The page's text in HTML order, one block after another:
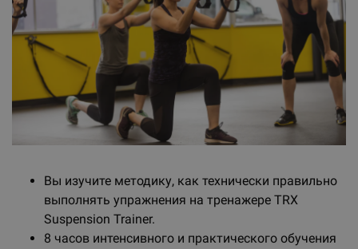
Вы изучите методику, как технически правильно
выполнять упражнения на тренажере TRX
Suspension Trainer.
8 часов интенсивного и практического обучения